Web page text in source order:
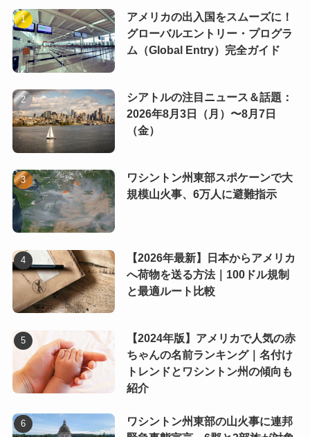
アメリカの出入国をスムーズに！
グローバルエントリー・プログラ
ム（Global Entry）完全ガイド
シアトルの注目ニュース＆話題：
2026年8月3日（月）〜8月7日
（金）
ワシントン州東部スポケーンで大
規模山火事、6万人に避難指示
【2026年最新】日本からアメリカ
へ荷物を送る方法｜100ドル規制
と最適ルート比較
【2024年版】アメリカで人気の赤
ちゃんの名前ランキング｜名付け
トレンドとワシントン州の傾向も
紹介
ワシントン州東部の山火事に連邦